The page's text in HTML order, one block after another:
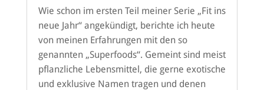
Wie schon im ersten Teil meiner Serie „Fit ins
neue Jahr“ angekündigt, berichte ich heute
von meinen Erfahrungen mit den so
genannten „Superfoods“. Gemeint sind meist
pflanzliche Lebensmittel, die gerne exotische
und exklusive Namen tragen und denen